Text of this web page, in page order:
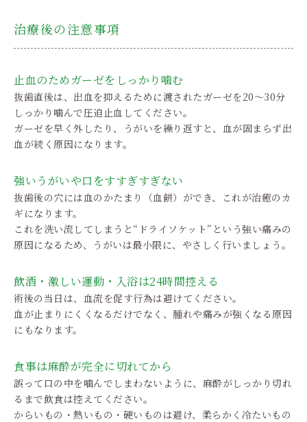
治療後の注意事項
止血のためガーゼをしっかり噛む
抜歯直後は、出血を抑えるために渡されたガーゼを20〜30分
しっかり噛んで圧迫止血してください。
ガーゼを早く外したり、うがいを繰り返すと、血が固まらず出
血が続く原因になります。
強いうがいや口をすすぎすぎない
抜歯後の穴には血のかたまり（血餅）ができ、これが治癒のカ
ギになります。
これを洗い流してしまうと“ドライソケット”という強い痛みの
原因になるため、うがいは最小限に、やさしく行いましょう。
飲酒・激しい運動・入浴は24時間控える
術後の当日は、血流を促す行為は避けてください。
血が止まりにくくなるだけでなく、腫れや痛みが強くなる原因
にもなります。
食事は麻酔が完全に切れてから
誤って口の中を噛んでしまわないように、麻酔がしっかり切れ
るまで飲食は控えてください。
からいもの・熱いもの・硬いものは避け、柔らかく冷たいもの